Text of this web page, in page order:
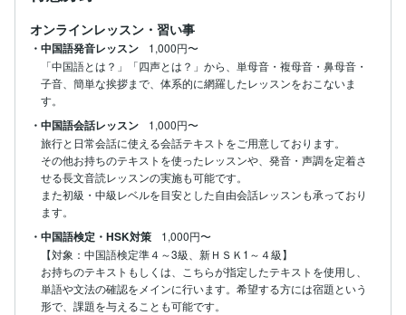
オンラインレッスン・習い事
・中国語発音レッスン
1,000円〜
「中国語とは？」「四声とは？」から、単母音・複母音・鼻母音・
子音、簡単な挨拶まで、体系的に網羅したレッスンをおこないま
す。
・中国語会話レッスン
1,000円〜
旅行と日常会話に使える会話テキストをご用意しております。
その他お持ちのテキストを使ったレッスンや、発音・声調を定着さ
せる長文音読レッスンの実施も可能です。
また初級・中級レベルを目安とした自由会話レッスンも承っており
ます。
・中国語検定・HSK対策
1,000円〜
【対象：中国語検定準４～3級、新ＨＳＫ1～４級】
お持ちのテキストもしくは、こちらが指定したテキストを使用し、
単語や文法の確認をメインに行います。希望する方には宿題という
形で、課題を与えることも可能です。